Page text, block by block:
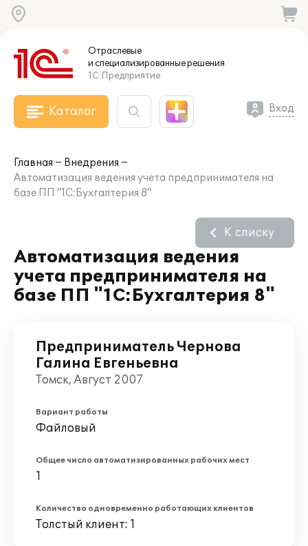
Отраслевые
и специализированныерешения
1С:Предприятие
Каталог Вход
Главная
Внедрения
Автоматизация ведения учета предпринимателя на
базе ПП "1С:Бухгалтерия 8"
Автоматизация ведения
учета предпринимателя на
базе ПП "1С:Бухгалтерия 8"
К списку
Предприниматель Чернова
Галина Евгеньевна
Томск, Август 2007
Вариант работы
Файловый
Общее число автоматизированных рабочих мест
1
Количество одновременно работающих клиентов
Толстый клиент: 1